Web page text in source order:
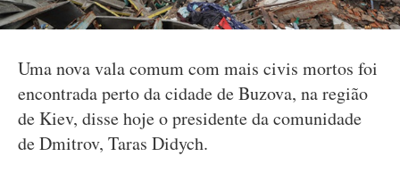
Uma nova vala comum com mais civis mortos foi
encontrada perto da cidade de Buzova, na região
de Kiev, disse hoje o presidente da comunidade
de Dmitrov, Taras Didych.